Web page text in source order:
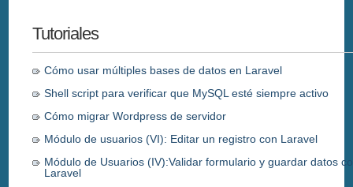
Tutoriales
Cómo usar múltiples bases de datos en Laravel
Shell script para verificar que MySQL esté siempre activo
Cómo migrar Wordpress de servidor
Módulo de usuarios (VI): Editar un registro con Laravel
Módulo de Usuarios (IV):Validar formulario y guardar datos
Laravel